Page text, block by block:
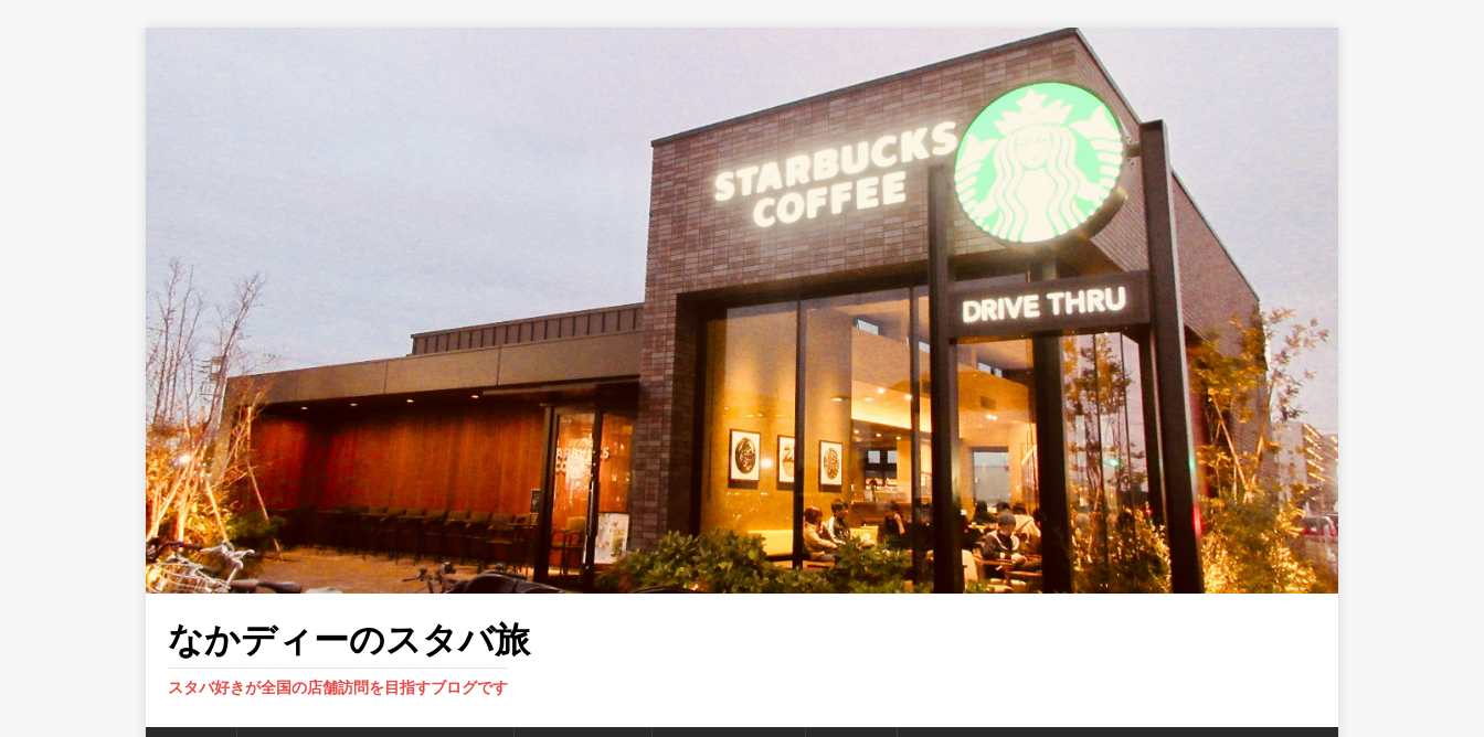
なかディーのスタバ旅
スタバ好きが全国の店舗訪問を目指すブログです